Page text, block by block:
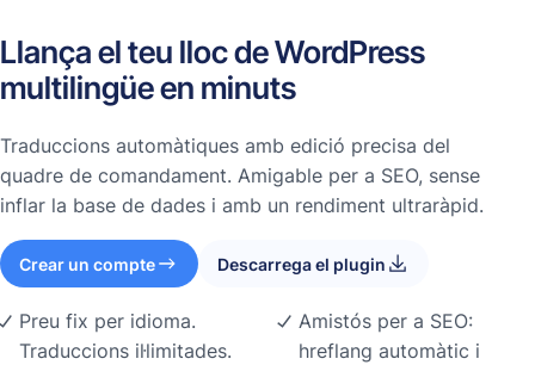
Llança el teu lloc de WordPress
multilingüe en minuts
Traduccions automàtiques amb edició precisa del
quadre de comandament. Amigable per a SEO, sense
inflar la base de dades i amb un rendiment ultraràpid.
Crear un compte Descarrega el plugin
Preu fix per idioma.
Traduccions il·limitades.
Amistós per a SEO:
hreflang automàtic i